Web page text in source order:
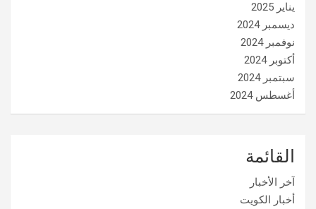
يناير 2025
ديسمبر 2024
نوفمبر 2024
أكتوبر 2024
سبتمبر 2024
أغسطس 2024
القائمة
آخر الأخبار
أخبار الكويت